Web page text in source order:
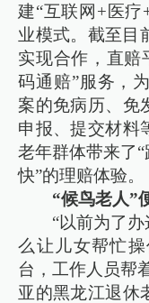
建“互联网+医
业模式。截至目
实现合作，直赔
码通赔”服务，
案的免病历、免
申报、提交材料
老年群体带来了
快”的理赔体验。
“候鸟老人”
“以前为了
么让儿女帮忙
台，工作人员帮
亚的黑龙江退休